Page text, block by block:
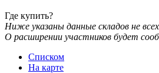
Где купить?
Ниже указаны данные складов не
О расширении участников будет
Списком
На карте